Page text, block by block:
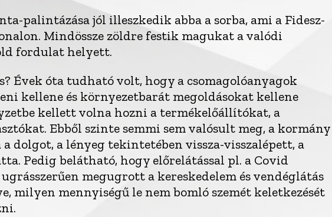
palintázása jól illeszkedik abba a sorba, ami a Fidesz-
Mindössze zöldre festik magukat a valódi
fordulat helyett.
Évek óta tudható volt, hogy a csomagolóanyagok
kellene és környezetbarát megoldásokat kellene
kellett volna hozni a termékelőállítókat, a
Ebből szinte semmi sem valósult meg, a kormány
dolgot, a lényeg tekintetében vissza-visszalépett, a
Pedig belátható, hogy előrelátással pl. a Covid
megugrott a kereskedelem és vendéglátás
milyen mennyiségű le nem bomló szemét keletkezését